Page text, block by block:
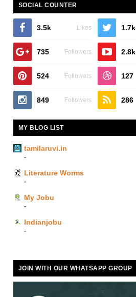
SOCIAL COUNTER
3.5k Likes 1.7k
735 Followers 2.8k
524 Followers 127
849 Followers 286
MY BLOG LIST
tamilaruvi.in
-
Literature Worms
-
My Jobu
-
Indianjobu
-
JOIN WITH OUR WHATSAPP GROUP